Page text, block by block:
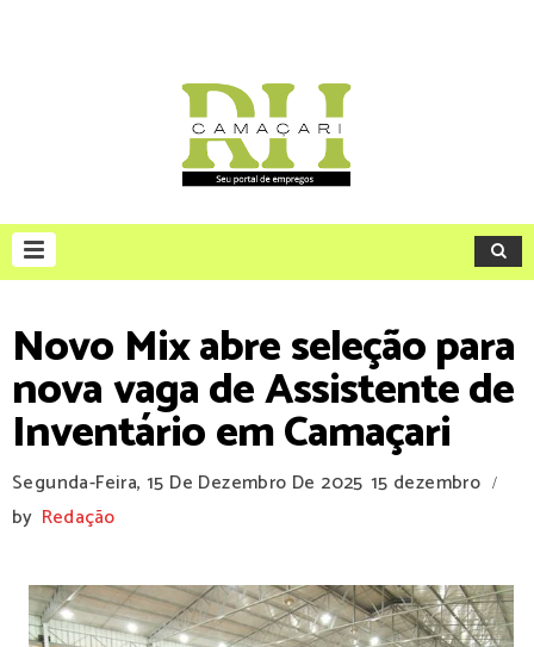
Novo Mix abre seleção para
nova vaga de Assistente de
Inventário em Camaçari
Segunda-Feira, 15 De Dezembro De 2025 15 dezembro /
by Redação